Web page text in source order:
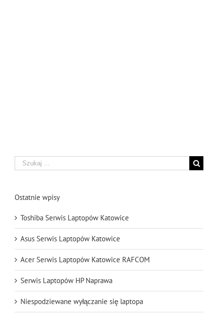
Szukaj
Ostatnie wpisy
Toshiba Serwis Laptopów Katowice
Asus Serwis Laptopów Katowice
Acer Serwis Laptopów Katowice RAFCOM
Serwis Laptopów HP Naprawa
Niespodziewane wyłączanie się laptopa